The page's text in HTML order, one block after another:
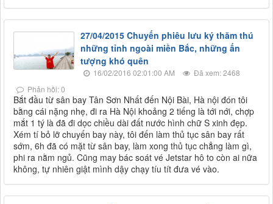
27/04/2015 Chuyến phiêu lưu ký thăm thú
những tỉnh ngoài miền Bắc, những ấn
tượng khó quên
16/02/2016 02:01:00 AM
Đã xem: 2468
Phản hồi: 0
Bắt đầu từ sân bay Tân Sơn Nhất đến Nội Bài, Hà nội đón tôi
bằng cái nặng nhẹ, đi ra Hà Nội khoảng 2 tiếng là tới nới, chợp
mắt 1 tý là đã đi dọc chiều dài đất nước hình chữ S xinh đẹp.
Xém tí bỏ lỡ chuyến bay này, tôi đến làm thủ tục sân bay rất
sớm, 6h đã có mặt từ sân bay, làm xong thủ tục chẳng làm gì,
phi ra nằm ngủ. Cũng may bác soát vé Jetstar hô to còn ai nữa
không, tự nhiên giật mình dậy chạy tíu tít đưa vé vào.